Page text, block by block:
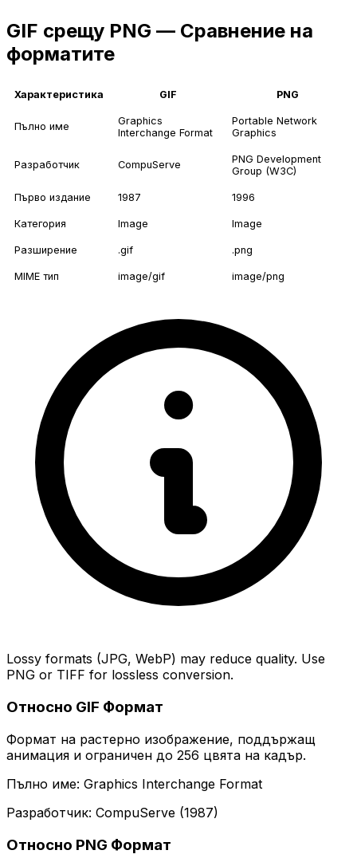
GIF срещу PNG — Сравнение на
форматите
Характеристика GIF PNG
Пълно име
Graphics
Interchange Format
Portable Network
Graphics
Разработчик CompuServe
PNG Development
Group (W3C)
Първо издание 1987 1996
Категория Image Image
Разширение .gif .png
MIME тип image/gif image/png
Lossy formats (JPG, WebP) may reduce quality. Use
PNG or TIFF for lossless conversion.
Относно GIF Формат
Формат на растерно изображение, поддържащ
анимация и ограничен до 256 цвята на кадър.
Пълно име: Graphics Interchange Format
Разработчик: CompuServe (1987)
Относно PNG Формат